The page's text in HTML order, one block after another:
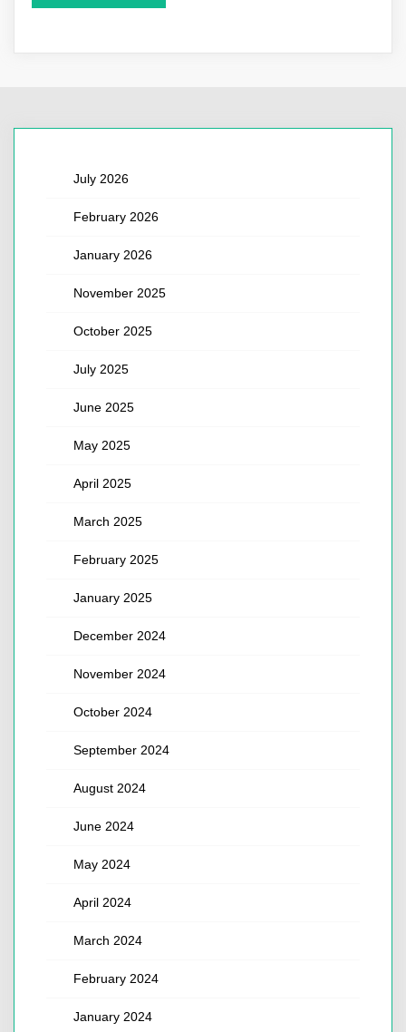
July 2026
February 2026
January 2026
November 2025
October 2025
July 2025
June 2025
May 2025
April 2025
March 2025
February 2025
January 2025
December 2024
November 2024
October 2024
September 2024
August 2024
June 2024
May 2024
April 2024
March 2024
February 2024
January 2024